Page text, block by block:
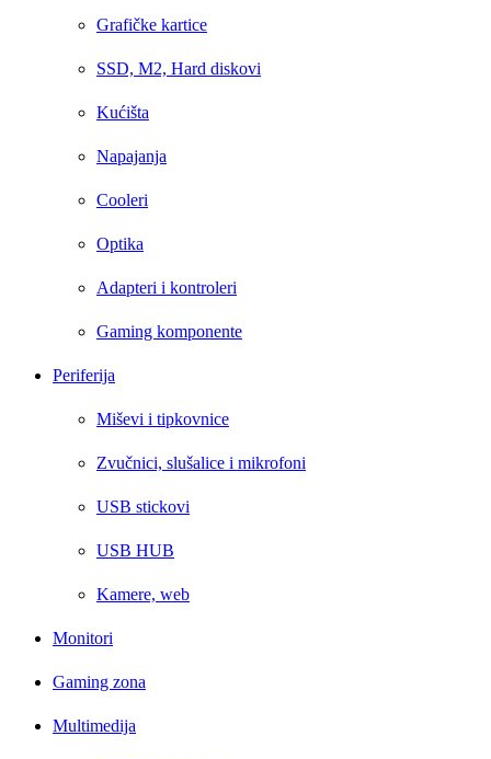
Grafičke kartice
SSD, M2, Hard diskovi
Kućišta
Napajanja
Cooleri
Optika
Adapteri i kontroleri
Gaming komponente
Periferija
Miševi i tipkovnice
Zvučnici, slušalice i mikrofoni
USB stickovi
USB HUB
Kamere, web
Monitori
Gaming zona
Multimedija